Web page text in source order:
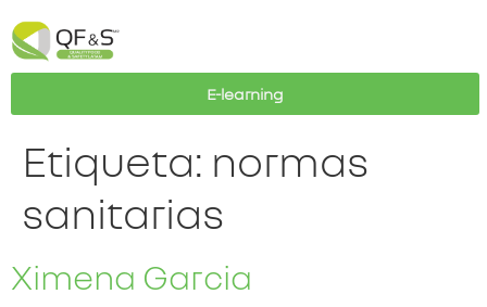
E-learning
Etiqueta: normas
sanitarias
Ximena Garcia